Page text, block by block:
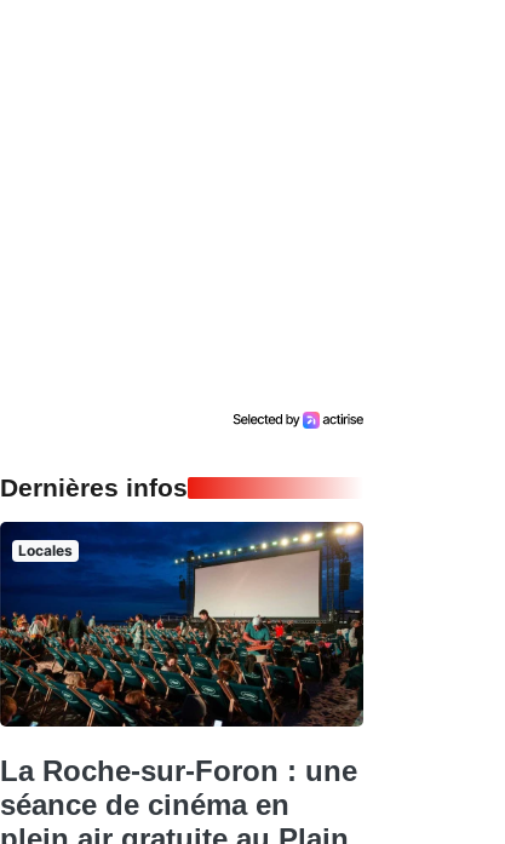
Dernières infos
Locales
La Roche-sur-Foron : une
séance de cinéma en